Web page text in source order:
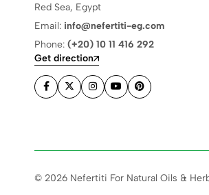
Red Sea, Egypt
Email: info@nefertiti-eg.com
Phone: (+20) 10 11 416 292
Get direction
© 2026 Nefertiti For Natural Oils &